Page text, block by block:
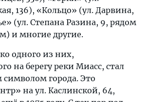
136), «Кольцо» (ул. Дарвина,
(ул. Степана Разина, 9, рядом
и многие другие.
одного из них,
на берегу реки Миасс, стал
символом города. Это
на ул. Каслинской, 64,